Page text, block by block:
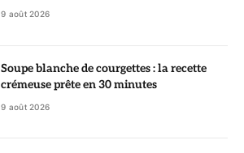
9 août 2026
Soupe blanche de courgettes : la recette
crémeuse prête en 30 minutes
9 août 2026